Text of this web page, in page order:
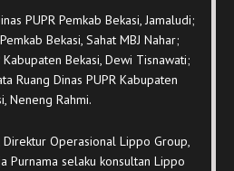
PUPR Pemkab Bekasi, Jamaludi;
Bekasi, Sahat MBJ Nahar;
Bekasi, Dewi Tisnawati;
Ruang Dinas PUPR Kabupaten
Neneng Rahmi.
Operasional Lippo Group,
Purnama selaku konsultan Lippo